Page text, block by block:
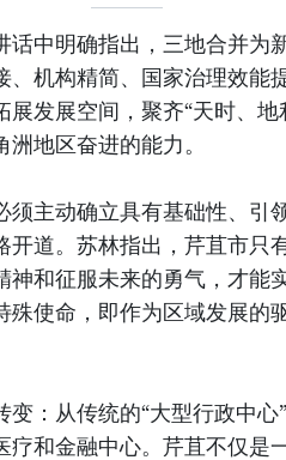
话中明确指出，三地合并为
、机构精简、国家治理效能
发展空间，聚齐“天时、地
地区奋进的能力。
主动确立具有基础性、引
开道。苏林指出，芹苴市只
神和征服未来的勇气，才能
殊使命，即作为区域发展的
：从传统的“大型行政中心
疗和金融中心。芹苴不仅是